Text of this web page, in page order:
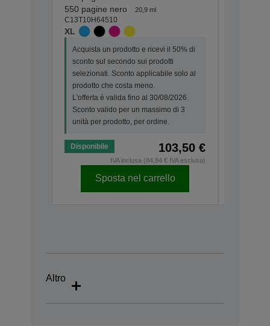
550 pagine nero
20,9 ml
C13T10H64510
XL
Acquista un prodotto e ricevi il 50% di
sconto sul secondo sui prodotti
selezionati. Sconto applicabile solo al
prodotto che costa meno.
L'offerta è valida fino al 30/08/2026.
Sconto valido per un massimo di 3
unità per prodotto, per ordine.
Disponibile 103,50 €
IVA inclusa (84,84 € IVA esclusa)
Sposta nel carrello
Altro